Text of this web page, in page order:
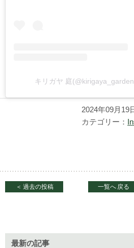
キリガヤ 庭
2024年09月19
カテゴリー：
＜ 過去の投稿 一覧へ 戻る
最新の記事